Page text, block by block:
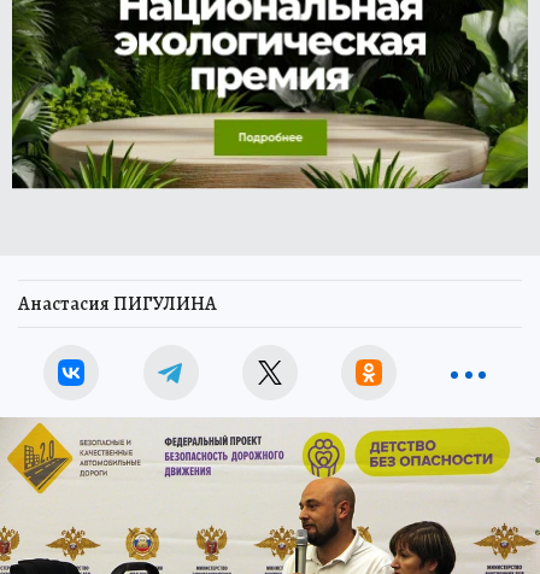
Анастасия ПИГУЛИНА